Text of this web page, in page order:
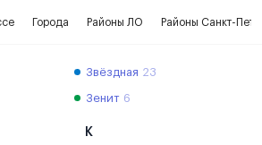
Города Районы ЛО Районы Санкт-
Звёздная 23
Зенит 6
К